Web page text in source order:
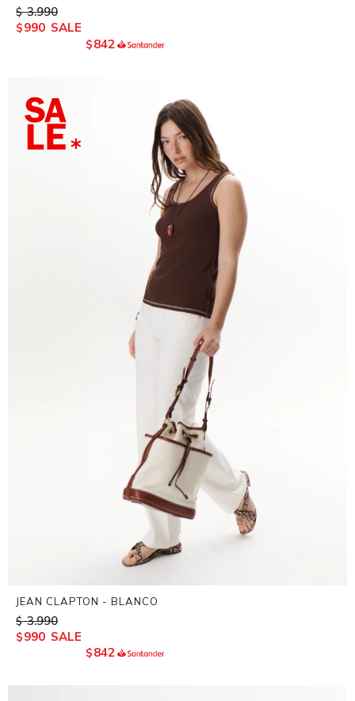
$ 3.990
$990
$842
JEAN CLAPTON - BLANCO
$ 3.990
$990
$842